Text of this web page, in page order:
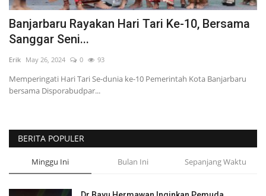
HUKUM
PERISTIWA
POLITIK
WISATA
KULINER
TO CHANEL
Banjarbaru Rayakan Hari Tari Ke-10, Bersama
Sanggar Seni...
Erik May 26, 2024 0 93
Memperingati Hari Tari Se-dunia ke-10 Pemerintah Kota Banjarbaru
bersama Disporabudpar...
BERITA POPULER
Minggu Ini Bulan Ini Sepanjang Waktu